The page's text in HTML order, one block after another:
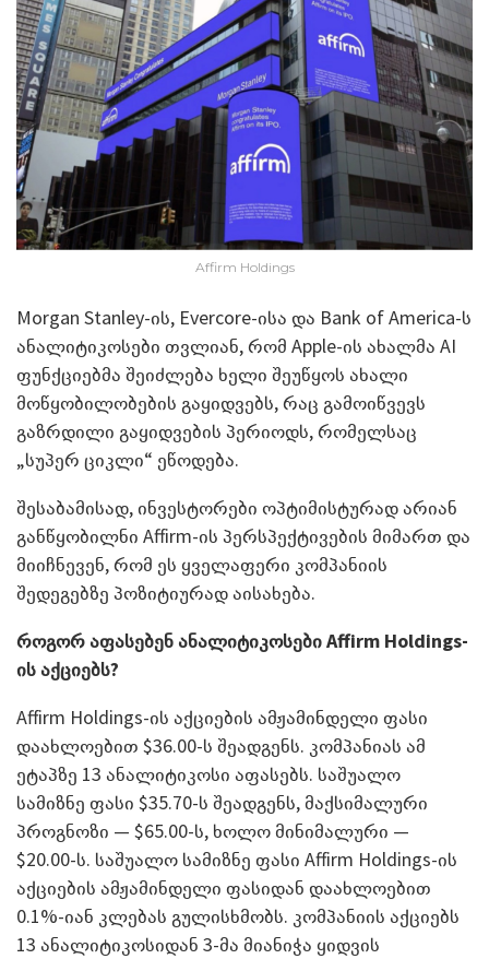
Affirm Holdings
Morgan Stanley-ის, Evercore-ისა და Bank of America-ს
ანალიტიკოსები თვლიან, რომ Apple-ის ახალმა AI
ფუნქციებმა შეიძლება ხელი შეუწყოს ახალი
მოწყობილობების გაყიდვებს, რაც გამოიწვევს
გაზრდილი გაყიდვების პერიოდს, რომელსაც
„სუპერ ციკლი“ ეწოდება.
შესაბამისად, ინვესტორები ოპტიმისტურად არიან
განწყობილნი Affirm-ის პერსპექტივების მიმართ და
მიიჩნევენ, რომ ეს ყველაფერი კომპანიის
შედეგებზე პოზიტიურად აისახება.
როგორ აფასებენ ანალიტიკოსები Affirm Holdings-
ის აქციებს?
Affirm Holdings-ის აქციების ამჟამინდელი ფასი
დაახლოებით $36.00-ს შეადგენს. კომპანიას ამ
ეტაპზე 13 ანალიტიკოსი აფასებს. საშუალო
სამიზნე ფასი $35.70-ს შეადგენს, მაქსიმალური
პროგნოზი — $65.00-ს, ხოლო მინიმალური —
$20.00-ს. საშუალო სამიზნე ფასი Affirm Holdings-ის
აქციების ამჟამინდელი ფასიდან დაახლოებით
0.1%-იან კლებას გულისხმობს. კომპანიის აქციებს
13 ანალიტიკოსიდან 3-მა მიანიჭა ყიდვის